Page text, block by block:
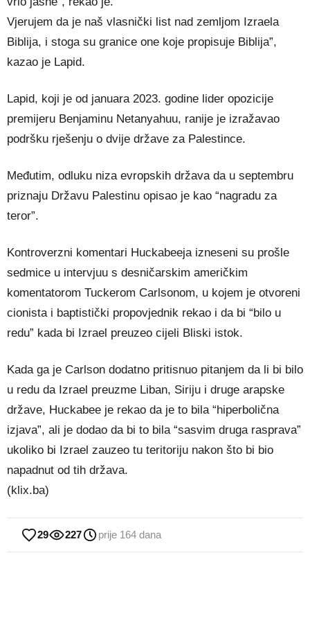
Vjerujem da je naš vlasnički list nad zemljom Izraela
Biblija, i stoga su granice one koje propisuje Biblija”,
kazao je Lapid.
Lapid, koji je od januara 2023. godine lider opozicije
premijeru Benjaminu Netanyahuu, ranije je izražavao
podršku rješenju o dvije države za Palestince.
Međutim, odluku niza evropskih država da u septembru
priznaju Državu Palestinu opisao je kao “nagradu za
teror”.
Kontroverzni komentari Huckabeeja izneseni su prošle
sedmice u intervjuu s desničarskim američkim
komentatorom Tuckerom Carlsonom, u kojem je otvoreni
cionista i baptistički propovjednik rekao i da bi “bilo u
redu” kada bi Izrael preuzeo cijeli Bliski istok.
Kada ga je Carlson dodatno pritisnuo pitanjem da li bi bilo
u redu da Izrael preuzme Liban, Siriju i druge arapske
države, Huckabee je rekao da je to bila “hiperbolična
izjava”, ali je dodao da bi to bila “sasvim druga rasprava”
ukoliko bi Izrael zauzeo tu teritoriju nakon što bi bio
napadnut od tih država.
(klix.ba)
29 227 prije 164 dana